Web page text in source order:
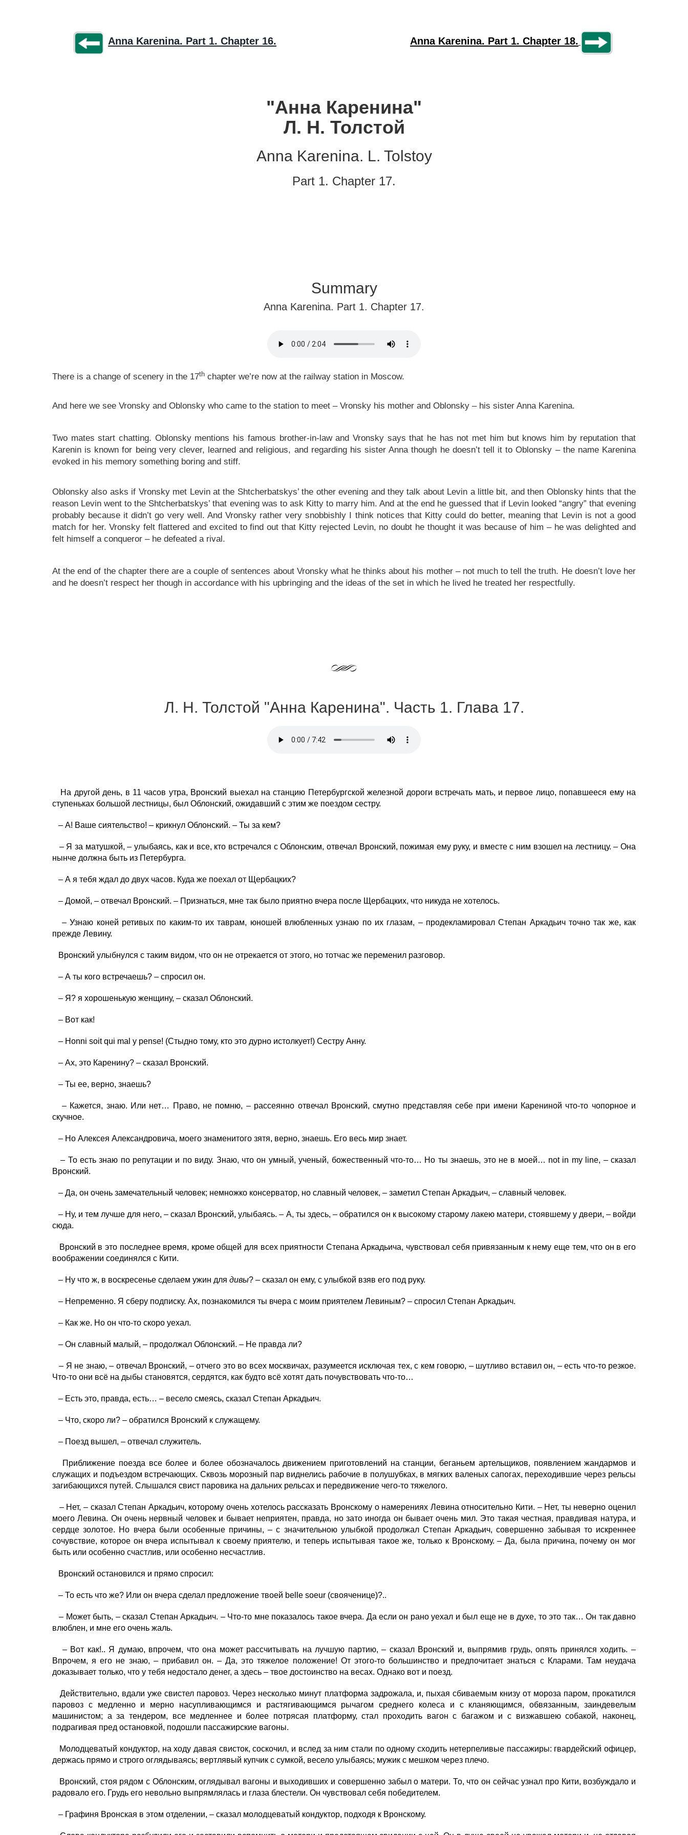
Anna Karenina. Part 1. Chapter 16. Anna Karenina. Part 1. Chapter 18.
"Анна Каренина"
Л. Н. Толстой
Anna Karenina. L. Tolstoy
Part 1. Chapter 17.
Summary
Anna Karenina. Part 1. Chapter 17.
There is a change of scenery in the 17th chapter we’re now at the railway station in Moscow.
And here we see Vronsky and Oblonsky who came to the station to meet – Vronsky his mother and Oblonsky – his sister Anna Karenina.
Two mates start chatting. Oblonsky mentions his famous brother-in-law and Vronsky says that he has not met him but knows him by reputation that
Karenin is known for being very clever, learned and religious, and regarding his sister Anna though he doesn’t tell it to Oblonsky – the name Karenina
evoked in his memory something boring and stiff.
Oblonsky also asks if Vronsky met Levin at the Shtcherbatskys’ the other evening and they talk about Levin a little bit, and then Oblonsky hints that the
reason Levin went to the Shtcherbatskys’ that evening was to ask Kitty to marry him. And at the end he guessed that if Levin looked “angry” that evening
probably because it didn’t go very well. And Vronsky rather very snobbishly I think notices that Kitty could do better, meaning that Levin is not a good
match for her. Vronsky felt flattered and excited to find out that Kitty rejected Levin, no doubt he thought it was because of him – he was delighted and
felt himself a conqueror – he defeated a rival.
At the end of the chapter there are a couple of sentences about Vronsky what he thinks about his mother – not much to tell the truth. He doesn’t love her
and he doesn’t respect her though in accordance with his upbringing and the ideas of the set in which he lived he treated her respectfully.
Л. Н. Толстой "Анна Каренина". Часть 1. Глава 17.
На другой день, в 11 часов утра, Вронский выехал на станцию Петербургской железной дороги встречать мать, и первое лицо, попавшееся ему на
ступеньках большой лестницы, был Облонский, ожидавший с этим же поездом сестру.
– А! Ваше сиятельство! – крикнул Облонский. – Ты за кем?
– Я за матушкой, – улыбаясь, как и все, кто встречался с Облонским, отвечал Вронский, пожимая ему руку, и вместе с ним взошел на лестницу. – Она
нынче должна быть из Петербурга.
– А я тебя ждал до двух часов. Куда же поехал от Щербацких?
– Домой, – отвечал Вронский. – Признаться, мне так было приятно вчера после Щербацких, что никуда не хотелось.
– Узнаю коней ретивых по каким-то их таврам, юношей влюбленных узнаю по их глазам, – продекламировал Степан Аркадьич точно так же, как
прежде Левину.
Вронский улыбнулся с таким видом, что он не отрекается от этого, но тотчас же переменил разговор.
– А ты кого встречаешь? – спросил он.
– Я? я хорошенькую женщину, – сказал Облонский.
– Вот как!
– Honni soit qui mal y pense! (Стыдно тому, кто это дурно истолкует!) Сестру Анну.
– Ах, это Каренину? – сказал Вронский.
– Ты ее, верно, знаешь?
– Кажется, знаю. Или нет… Право, не помню, – рассеянно отвечал Вронский, смутно представляя себе при имени Карениной что-то чопорное и
скучное.
– Но Алексея Александровича, моего знаменитого зятя, верно, знаешь. Его весь мир знает.
– То есть знаю по репутации и по виду. Знаю, что он умный, ученый, божественный что-то… Но ты знаешь, это не в моей… not in my line, – сказал
Вронский.
– Да, он очень замечательный человек; немножко консерватор, но славный человек, – заметил Степан Аркадьич, – славный человек.
– Ну, и тем лучше для него, – сказал Вронский, улыбаясь. – А, ты здесь, – обратился он к высокому старому лакею матери, стоявшему у двери, – войди
сюда.
Вронский в это последнее время, кроме общей для всех приятности Степана Аркадьича, чувствовал себя привязанным к нему еще тем, что он в его
воображении соединялся с Кити.
– Ну что ж, в воскресенье сделаем ужин для дивы? – сказал он ему, с улыбкой взяв его под руку.
– Непременно. Я сберу подписку. Ах, познакомился ты вчера с моим приятелем Левиным? – спросил Степан Аркадьич.
– Как же. Но он что-то скоро уехал.
– Он славный малый, – продолжал Облонский. – Не правда ли?
– Я не знаю, – отвечал Вронский, – отчего это во всех москвичах, разумеется исключая тех, с кем говорю, – шутливо вставил он, – есть что-то резкое.
Что-то они всё на дыбы становятся, сердятся, как будто всё хотят дать почувствовать что-то…
– Есть это, правда, есть… – весело смеясь, сказал Степан Аркадьич.
– Что, скоро ли? – обратился Вронский к служащему.
– Поезд вышел, – отвечал служитель.
Приближение поезда все более и более обозначалось движением приготовлений на станции, беганьем артельщиков, появлением жандармов и
служащих и подъездом встречающих. Сквозь морозный пар виднелись рабочие в полушубках, в мягких валеных сапогах, переходившие через рельсы
загибающихся путей. Слышался свист паровика на дальних рельсах и передвижение чего-то тяжелого.
– Нет, – сказал Степан Аркадьич, которому очень хотелось рассказать Вронскому о намерениях Левина относительно Кити. – Нет, ты неверно оценил
моего Левина. Он очень нервный человек и бывает неприятен, правда, но зато иногда он бывает очень мил. Это такая честная, правдивая натура, и
сердце золотое. Но вчера были особенные причины, – с значительною улыбкой продолжал Степан Аркадьич, совершенно забывая то искреннее
сочувствие, которое он вчера испытывал к своему приятелю, и теперь испытывая такое же, только к Вронскому. – Да, была причина, почему он мог
быть или особенно счастлив, или особенно несчастлив.
Вронский остановился и прямо спросил:
– То есть что же? Или он вчера сделал предложение твоей belle soeur (свояченице)?..
– Может быть, – сказал Степан Аркадьич. – Что-то мне показалось такое вчера. Да если он рано уехал и был еще не в духе, то это так… Он так давно
влюблен, и мне его очень жаль.
– Вот как!.. Я думаю, впрочем, что она может рассчитывать на лучшую партию, – сказал Вронский и, выпрямив грудь, опять принялся ходить. –
Впрочем, я его не знаю, – прибавил он. – Да, это тяжелое положение! От этого-то большинство и предпочитает знаться с Кларами. Там неудача
доказывает только, что у тебя недостало денег, а здесь – твое достоинство на весах. Однако вот и поезд.
Действительно, вдали уже свистел паровоз. Через несколько минут платформа задрожала, и, пыхая сбиваемым книзу от мороза паром, прокатился
паровоз с медленно и мерно насупливающимся и растягивающимся рычагом среднего колеса и с кланяющимся, обвязанным, заиндевелым
машинистом; а за тендером, все медленнее и более потрясая платформу, стал проходить вагон с багажом и с визжавшею собакой, наконец,
подрагивая пред остановкой, подошли пассажирские вагоны.
Молодцеватый кондуктор, на ходу давая свисток, соскочил, и вслед за ним стали по одному сходить нетерпеливые пассажиры: гвардейский офицер,
держась прямо и строго оглядываясь; вертлявый купчик с сумкой, весело улыбаясь; мужик с мешком через плечо.
Вронский, стоя рядом с Облонским, оглядывал вагоны и выходивших и совершенно забыл о матери. То, что он сейчас узнал про Кити, возбуждало и
радовало его. Грудь его невольно выпрямлялась и глаза блестели. Он чувствовал себя победителем.
– Графиня Вронская в этом отделении, – сказал молодцеватый кондуктор, подходя к Вронскому.